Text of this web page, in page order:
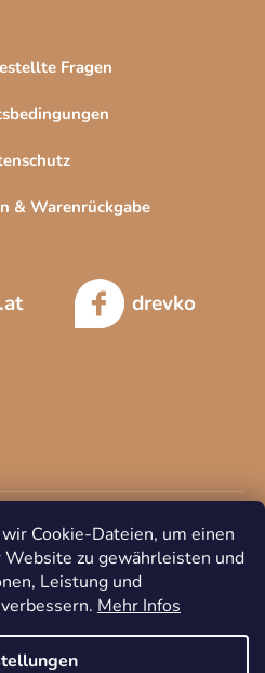
Cookie-Dateien, um einen
zu gewährleisten und
Leistung und
Mehr Infos
Fragen
& Warenrückgabe
drevko
Rechte vorbehalten.